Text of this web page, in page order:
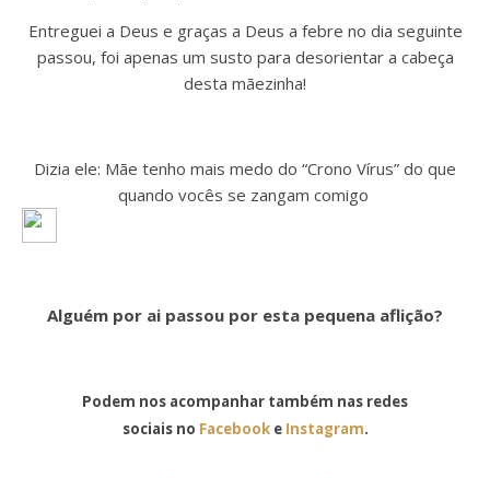
Entreguei a Deus e graças a Deus a febre no dia seguinte
passou, foi apenas um susto para desorientar a cabeça
desta mãezinha!
Dizia ele: Mãe tenho mais medo do “Crono Vírus” do que
quando vocês se zangam comigo
Alguém por ai passou por esta pequena aflição?
Podem nos acompanhar também nas redes
sociais no Facebooke Instagram.